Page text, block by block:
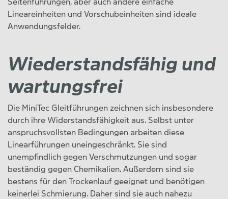
Seitenführungen, aber auch andere einfache
Lineareinheiten und Vorschubeinheiten sind ideale
Anwendungsfelder.
Wiederstandsfähig und
wartungsfrei
Die MiniTec Gleitführungen zeichnen sich insbesondere
durch ihre Widerstandsfähigkeit aus. Selbst unter
anspruchsvollsten Bedingungen arbeiten diese
Linearführungen uneingeschränkt. Sie sind
unempfindlich gegen Verschmutzungen und sogar
beständig gegen Chemikalien. Außerdem sind sie
bestens für den Trockenlauf geeignet und benötigen
keinerlei Schmierung. Daher sind sie auch nahezu